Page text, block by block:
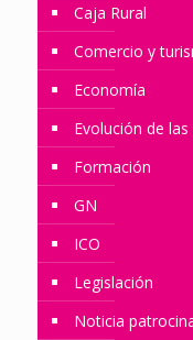
Caja Rural
Comercio y
Economía
Evolución de
Formación
GN
ICO
Legislación
Noticia